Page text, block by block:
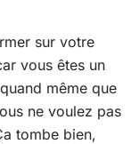
sur votre
vous êtes un
même que
ne voulez pas
tombe bien,